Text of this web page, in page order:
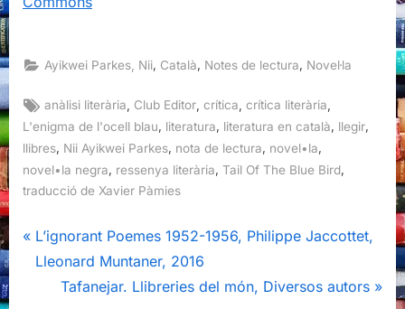
Ayikwei Parkes, Nii, Català, Notes de lectura, Novel·la
Tags:
anàlisi literària Club Editor ,crítica ,crítica literària
L'enigma de l'ocell blau, literatura, literatura en català, llegir,
llibres Nii Ayikwei Parkes nota de lectura novel•la
novel•la negra
ressenya literària Tail Of The Blue Bird
traducció de Xavier Pàmies
Navegació
d'entrades
P
r
L’ignorant Poemes 1952-1956, Philippe Jaccottet,
Lleonard Muntaner, 2016
N
Tafanejar. Llibreries del món, Diversos autors